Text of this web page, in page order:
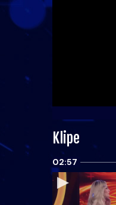
Klipe
02:57